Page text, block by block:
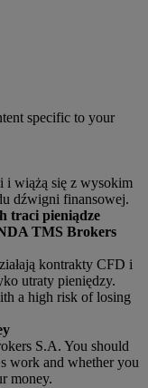
specific to your
i wiążą się z wysokim
dźwigni finansowej.
traci pieniądze
TMS Brokers
kontrakty CFD i
utraty pieniędzy.
a high risk of losing
S.A. You should
work and whether you
money.